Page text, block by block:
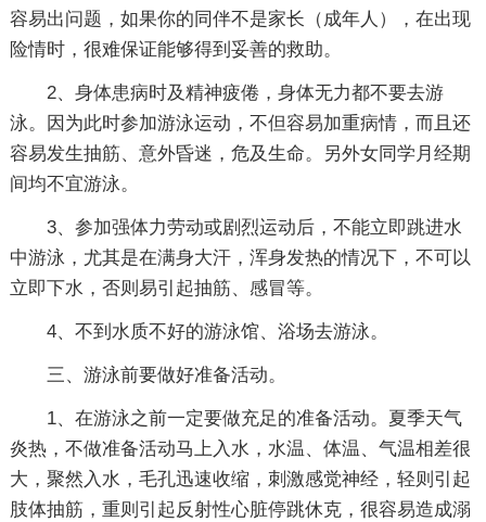
容易出问题，如果你的同伴不是家长（成年人），在出现
险情时，很难保证能够得到妥善的救助。
2、身体患病时及精神疲倦，身体无力都不要去游
泳。因为此时参加游泳运动，不但容易加重病情，而且还
容易发生抽筋、意外昏迷，危及生命。另外女同学月经期
间均不宜游泳。
3、参加强体力劳动或剧烈运动后，不能立即跳进水
中游泳，尤其是在满身大汗，浑身发热的情况下，不可以
立即下水，否则易引起抽筋、感冒等。
4、不到水质不好的游泳馆、浴场去游泳。
三、游泳前要做好准备活动。
1、在游泳之前一定要做充足的准备活动。夏季天气
炎热，不做准备活动马上入水，水温、体温、气温相差很
大，聚然入水，毛孔迅速收缩，刺激感觉神经，轻则引起
肢体抽筋，重则引起反射性心脏停跳休克，很容易造成溺